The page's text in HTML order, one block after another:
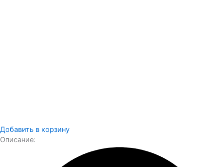
Добавить в корзину
Описание: